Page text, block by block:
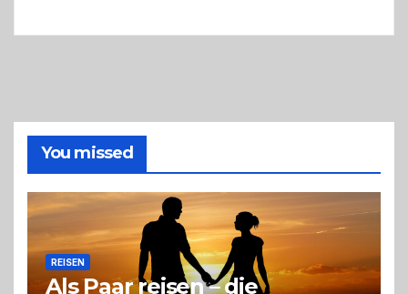
richtige
Entscheidung
You missed
REISEN
Als Paar reisen – die